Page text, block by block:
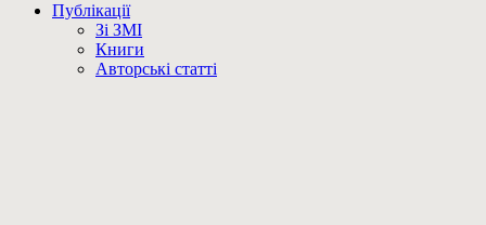
Публікації
Зі ЗМІ
Книги
Авторські статті